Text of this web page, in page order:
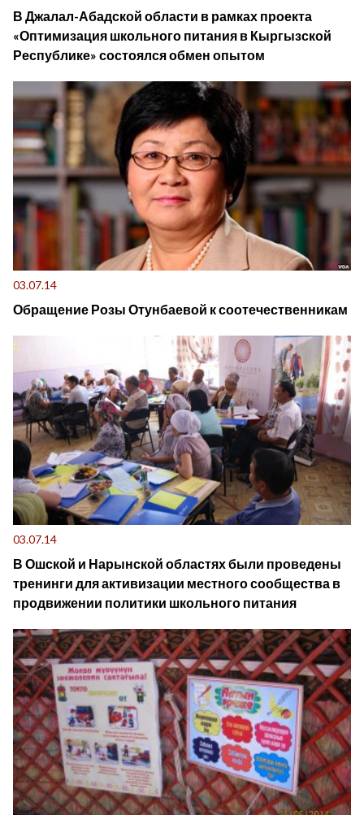
В Джалал-Абадской области в рамках проекта
«Оптимизация школьного питания в Кыргызской
Республике» состоялся обмен опытом
03.07.14
Обращение Розы Отунбаевой к соотечественникам
03.07.14
В Ошской и Нарынской областях были проведены
тренинги для активизации местного сообщества в
продвижении политики школьного питания